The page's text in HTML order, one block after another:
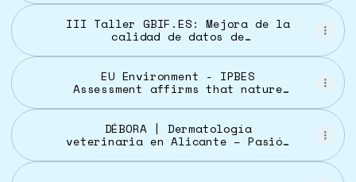
study finds
III Taller GBIF.ES: Mejora de la
calidad de datos de
EU Environment - IPBES
Assessment affirms that nature
DÉBORA | Dermatología
veterinaria en Alicante – Pasión
Dermatología veterinaria